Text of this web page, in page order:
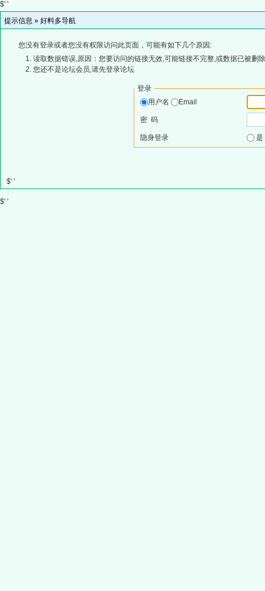
$' '
提示信息 » 好料多导航
您没有登录或者您没有权限访问此页面，可能有如下几个原因:
读取数据错误,原因：您要访问的链接无效,可能链接不完整,或数据已被删
您还不是论坛会员,请先登录论坛
登录
用户名
Email
密 码
隐身登录
$' '
$' '